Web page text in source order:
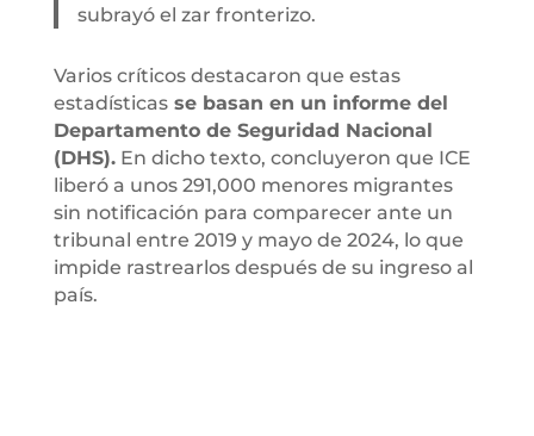
subrayó el zar fronterizo.
Varios críticos destacaron que estas
estadísticasse basan en un informe del
Departamento de Seguridad Nacional
(DHS).En dicho texto, concluyeron que ICE
liberó a unos 291,000 menores migrantes
sin notificación para comparecer ante un
tribunal entre 2019 y mayo de 2024, lo que
impide rastrearlos después de su ingreso al
país.